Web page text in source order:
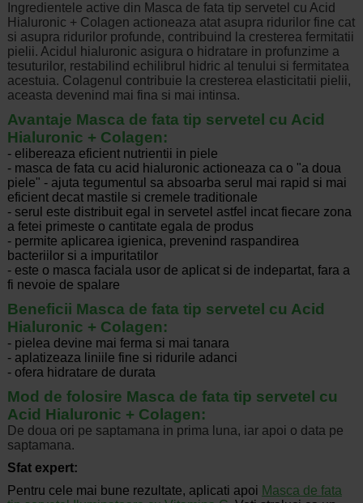
Ingredientele active din Masca de fata tip servetel cu Acid
Hialuronic + Colagen actioneaza atat asupra ridurilor fine cat
si asupra ridurilor profunde, contribuind la cresterea fermitatii
pielii. Acidul hialuronic asigura o hidratare in profunzime a
tesuturilor, restabilind echilibrul hidric al tenului si fermitatea
acestuia. Colagenul contribuie la cresterea elasticitatii pielii,
aceasta devenind mai fina si mai intinsa.
Avantaje Masca de fata tip servetel cu Acid
Hialuronic + Colagen:
- elibereaza eficient nutrientii in piele
- masca de fata cu acid hialuronic actioneaza ca o "a doua
piele" - ajuta tegumentul sa absoarba serul mai rapid si mai
eficient decat mastile si cremele traditionale
- serul este distribuit egal in servetel astfel incat fiecare zona
a fetei primeste o cantitate egala de produs
- permite aplicarea igienica, prevenind raspandirea
bacteriilor si a impuritatilor
- este o masca faciala usor de aplicat si de indepartat, fara a
fi nevoie de spalare
Beneficii Masca de fata tip servetel cu Acid
Hialuronic + Colagen:
- pielea devine mai ferma si mai tanara
- aplatizeaza liniile fine si ridurile adanci
- ofera hidratare de durata
Mod de folosire Masca de fata tip servetel cu
Acid Hialuronic + Colagen:
De doua ori pe saptamana in prima luna, iar apoi o data pe
saptamana.
Sfat expert:
Pentru cele mai bune rezultate, aplicati apoi Masca de fata